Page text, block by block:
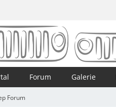
Forum Galerie
Forum